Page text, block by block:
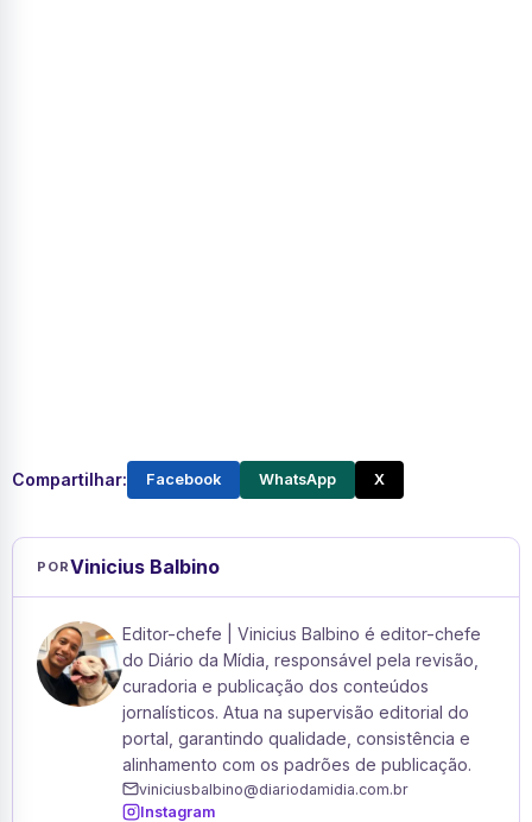
Compartilhar: Facebook WhatsApp X
PORVinicius Balbino
Editor-chefe | Vinicius Balbino é editor-chefe
do Diário da Mídia, responsável pela revisão,
curadoria e publicação dos conteúdos
jornalísticos. Atua na supervisão editorial do
portal, garantindo qualidade, consistência e
alinhamento com os padrões de publicação.
viniciusbalbino@diariodamidia.com.br
Instagram